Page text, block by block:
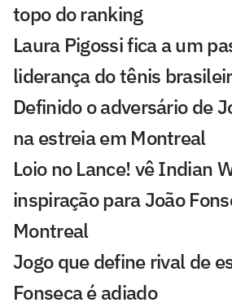
topo do ranking
Laura Pigossi fica a um
liderança do tênis
Definido o adversário de
na estreia em Montreal
Loio no Lance! vê Indian
inspiração para João
Montreal
Jogo que define rival de
Fonseca é adiado